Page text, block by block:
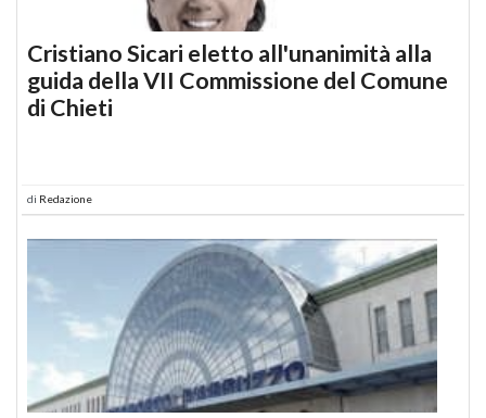
Cristiano Sicari eletto all'unanimità alla
guida della VII Commissione del Comune
di Chieti
di Redazione